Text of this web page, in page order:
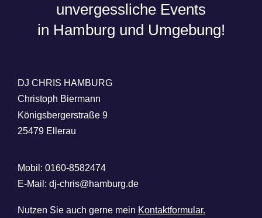
unvergessliche Events
in Hamburg und Umgebung!
DJ CHRIS HAMBURG
Christoph Biermann
Königsbergerstraße 9
25479 Ellerau
Mobil: 0160-8582474
E-Mail: dj-chris@hamburg.de
Nutzen Sie auch gerne mein Kontaktformular.